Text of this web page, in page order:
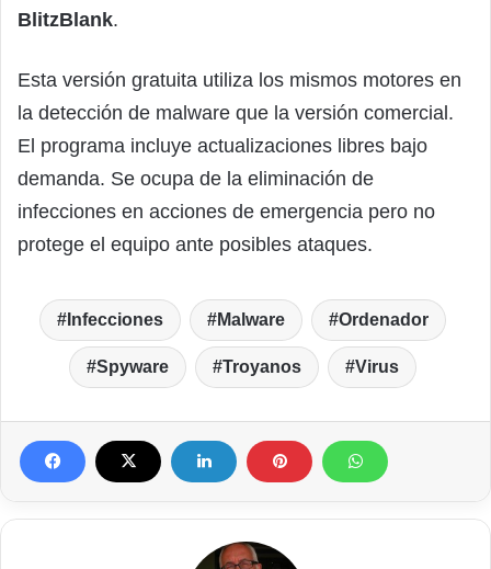
BlitzBlank.
Esta versión gratuita utiliza los mismos motores en
la detección de malware que la versión comercial.
El programa incluye actualizaciones libres bajo
demanda. Se ocupa de la eliminación de
infecciones en acciones de emergencia pero no
protege el equipo ante posibles ataques.
Infecciones Malware Ordenador
Spyware Troyanos Virus